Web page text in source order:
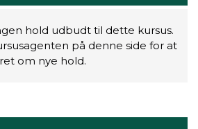
hold udbudt til dette kursus.
på denne side for at
om nye hold.